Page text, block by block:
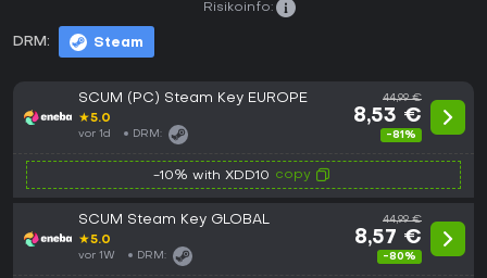
DRM: Steam
Risikoinfo:
SCUM (PC) Steam Key EUROPE
★5.0
vor 1d DRM:
44,99 €
8,53 €
-81%
-10% with XDD10 copy
SCUM Steam Key GLOBAL
★5.0
vor 1W DRM:
44,99 €
8,57 €
-80%